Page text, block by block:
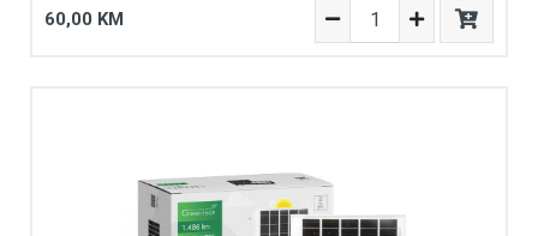
60,00 KM